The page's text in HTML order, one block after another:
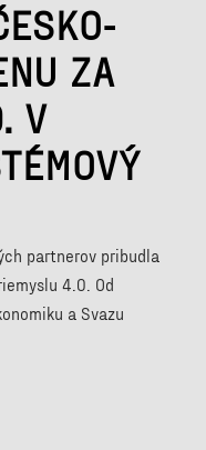
ZA
V
partnerov pribudla
4.0. Od
a Svazu